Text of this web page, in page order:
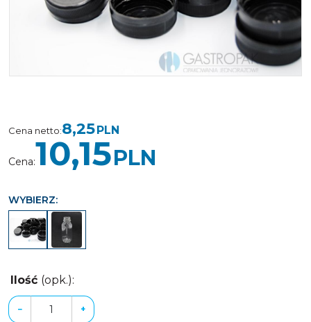
Cena netto:8,25 PLN
Cena:10,15PLN
WYBIERZ:
Ilość (opk.):
− +